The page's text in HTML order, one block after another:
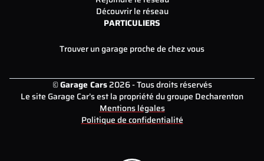
Découvrir le réseau
PARTICULIERS
Trouver un garage proche de chez vous
©Garage Cars2026 - Tous droits réservés
Le site Garage Car’s est la propriété du groupe Decharenton
Mentions légales
Politique de confidentialité